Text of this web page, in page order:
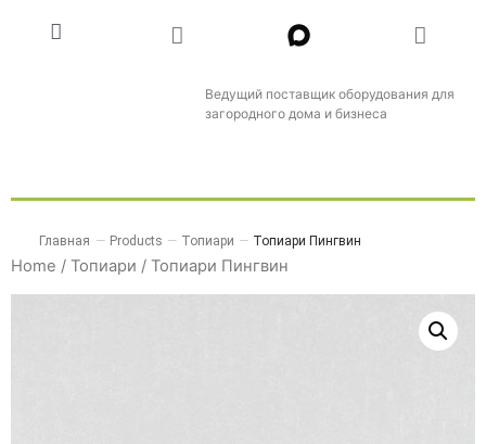
Ведущий поставщик оборудования для
загородного дома и бизнеса
Главная — Products — Топиари — Топиари Пингвин
Home / Топиари / Топиари Пингвин